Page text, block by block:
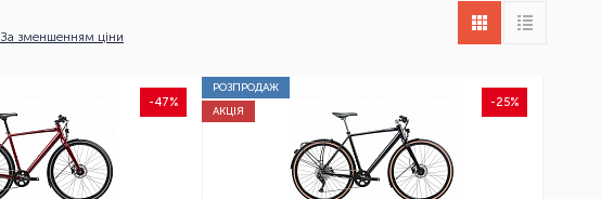
За зменшенням ціни
-47%
РОЗПРОДАЖ
-25%
АКЦІЯ